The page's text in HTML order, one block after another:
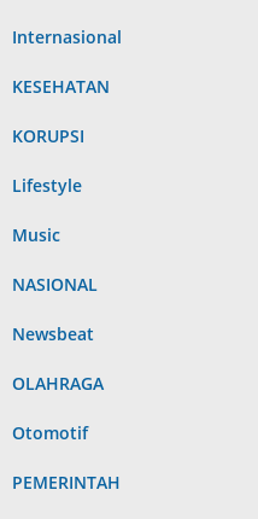
Internasional
KESEHATAN
KORUPSI
Lifestyle
Music
NASIONAL
Newsbeat
OLAHRAGA
Otomotif
PEMERINTAH